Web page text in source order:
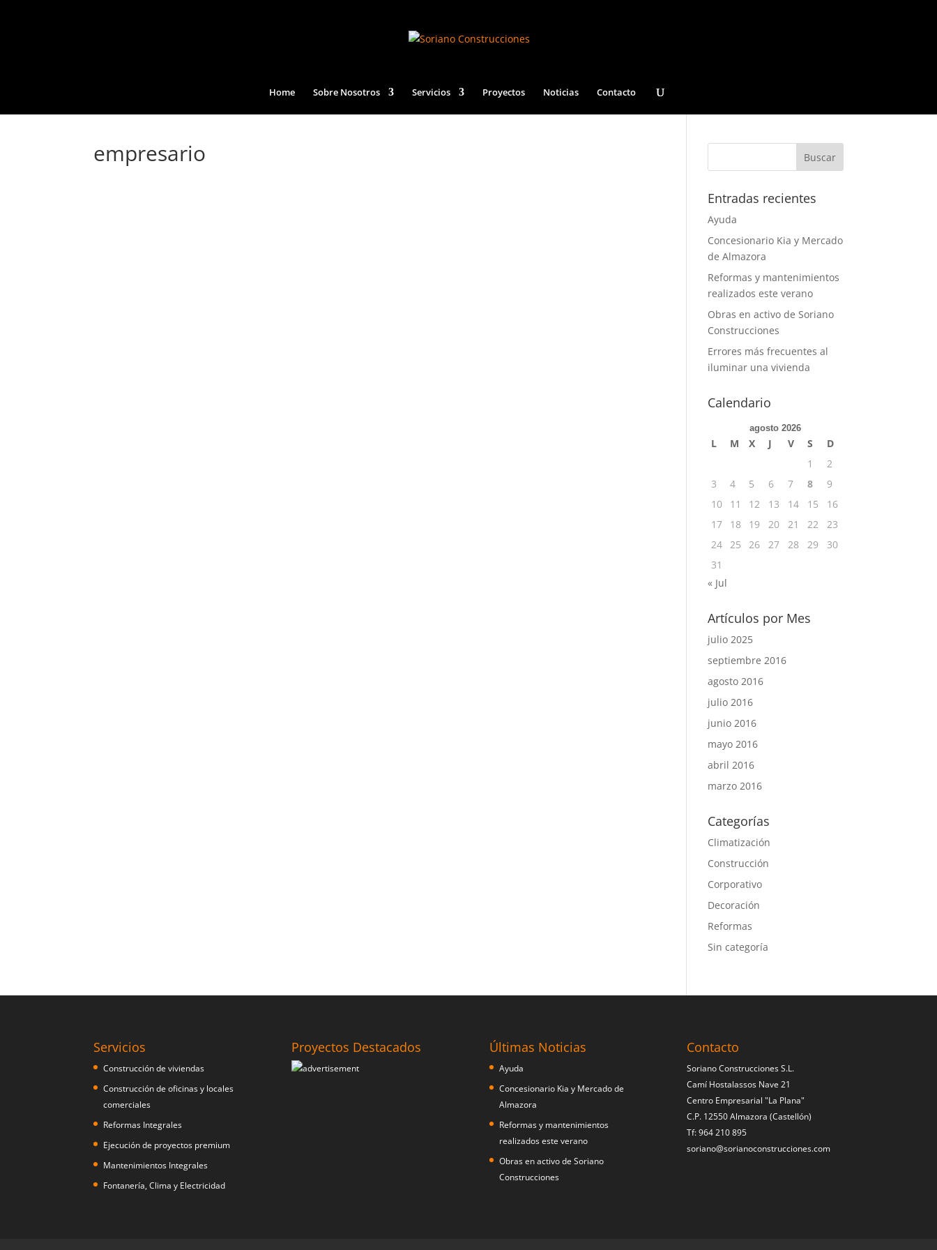
Home Sobre Nosotros Servicios Proyectos Noticias Contacto
empresario
Entradas recientes
Ayuda
Concesionario Kia y Mercado
de Almazora
Reformas y mantenimientos
realizados este verano
Obras en activo de Soriano
Construcciones
Errores más frecuentes al
iluminar una vivienda
Calendario
agosto 2026
L M X J V S
D
1
2
3
4 5 6 7 8
9
10
11 12 13 14 15
16
17
18 19 20 21 22
23
24 25 26 27 28 29
30
31
« Jul
Artículos por Mes
julio 2025
septiembre 2016
agosto 2016
julio 2016
junio 2016
mayo 2016
abril 2016
marzo 2016
Categorías
Climatización
Construcción
Corporativo
Decoración
Reformas
Sin categoría
Servicios
Construcción de viviendas
Construcción de oficinas y locales
comerciales
Reformas Integrales
Ejecución de proyectos premium
Mantenimientos Integrales
Fontanería, Clima y Electricidad
Proyectos Destacados Últimas Noticias
Ayuda
Concesionario Kia y Mercado de
Almazora
Reformas y mantenimientos
realizados este verano
Obras en activo de Soriano
Construcciones
Contacto
Soriano Construcciones S.L.
Camí Hostalassos Nave 21
Centro Empresarial "La Plana"
C.P. 12550 Almazora (Castellón)
Tf: 964 210 895
soriano@sorianoconstrucciones.com